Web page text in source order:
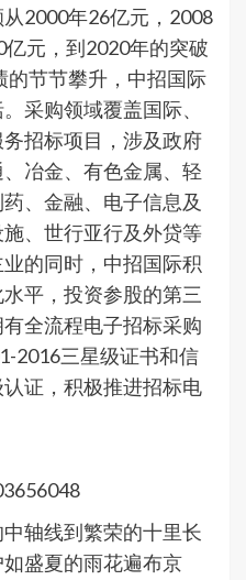
2000年26亿元，2008
元，到2020年的突破
的节节攀升，中招国际
采购领域覆盖国际、
招标项目，涉及政府
冶金、有色金属、轻
、金融、电子信息及
、世行亚行及外贷等
的同时，中招国际积
平，投资参股的第三
全流程电子招标采购
2016三星级证书和信
证，积极推进招标电
轴线到繁荣的十里长
盛夏的雨花遍布京